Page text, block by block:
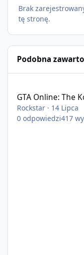
Brak
tę stronę.
Podobna
GTA Online: The
Rockstar · 14 Lipca
0 odpowiedzi417